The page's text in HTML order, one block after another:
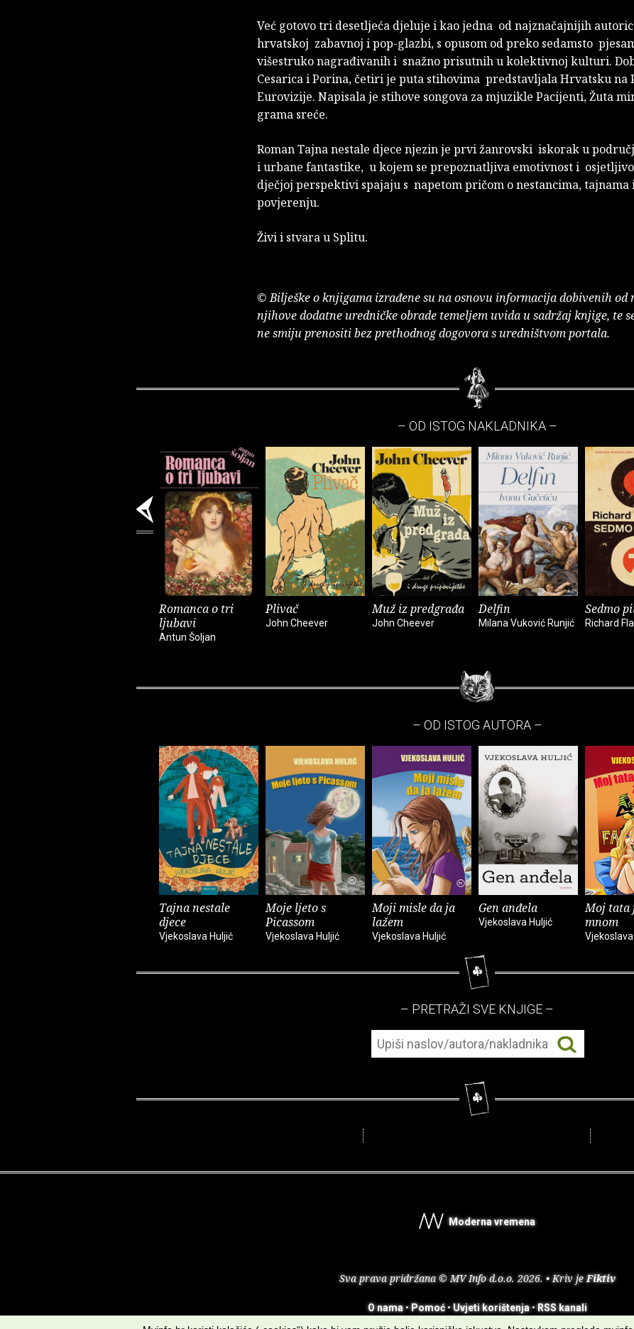
Već gotovo tri desetljeća djeluje i kao jedna od najznačajnijih
hrvatskoj zabavnoj i pop-glazbi, s opusom od preko sedamsto
višestruko nagrađivanih i snažno prisutnih u kolektivnoj kulturi.
Cesarica i Porina, četiri je puta stihovima predstavljala Hrvatsku na
Eurovizije. Napisala je stihove songova za mjuzikle Pacijenti, Žuta
grama sreće.
Roman Tajna nestale djece njezin je prvi žanrovski iskorak u
i urbane fantastike, u kojem se prepoznatljiva emotivnost i
dječjoj perspektivi spajaju s napetom pričom o nestancima, tajnama
povjerenju.
Živi i stvara u Splitu.
© Bilješke o knjigama izrađene su na osnovu informacija dobivenih od
njihove dodatne uredničke obrade temeljem uvida u sadržaj knjige, te
ne smiju prenositi bez prethodnog dogovora s uredništvom portala.
– OD ISTOG NAKLADNIKA –
Romanca o tri
ljubavi
Antun Šoljan
Plivač
John Cheever
Muž iz predgrađa
John Cheever
Delfin
Milana Vuković Runjić
Sedmo
Richard
– OD ISTOG AUTORA –
Tajna nestale
djece
Vjekoslava Huljić
Moje ljeto s
Picassom
Vjekoslava Huljić
Moji misle da ja
lažem
Vjekoslava Huljić
Gen anđela
Vjekoslava Huljić
Moj tata
mnom
– PRETRAŽI SVE KNJIGE –
Moderna vremena
Sva prava pridržana © MV Info d.o.o. 2026. • Kriv jeFiktiv
O nama•Pomoć•Uvjeti korištenja•RSS kanali